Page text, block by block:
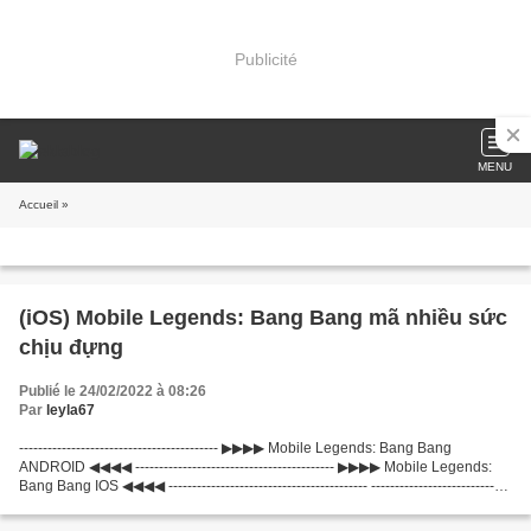
Publicité
MENU
Accueil »
(iOS) Mobile Legends: Bang Bang mã nhiều sức
chịu đựng
Publié le 24/02/2022 à 08:26
Par leyla67
------------------------------------------ ▶▶▶▶ Mobile Legends: Bang Bang
ANDROID ◀◀◀◀ ------------------------------------------ ▶▶▶▶ Mobile Legends:
Bang Bang IOS ◀◀◀◀ ------------------------------------------ -----------------------------